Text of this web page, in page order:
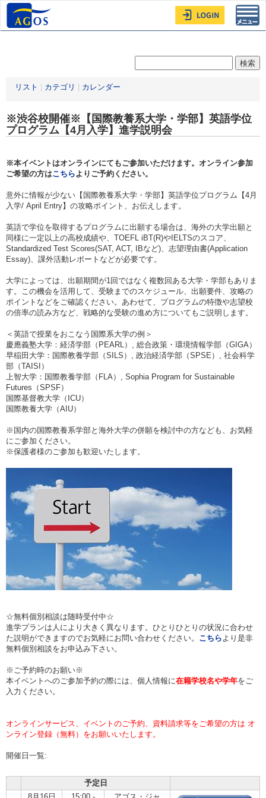
リスト カテゴリ カレンダー
※渋谷校開催※【国際教養系大学・学部】英語学位
プログラム【4月入学】進学説明会
※本イベントはオンラインにてもご参加いただけます。オンライン参加
ご希望の方はこちらよりご予約ください。
意外に情報が少ない【国際教養系大学・学部】英語学位プログラム【4月
入学/ April Entry】の攻略ポイント、お伝えします。
英語で学位を取得するプログラムに出願する場合は、海外の大学出願と
同様に一定以上の高校成績や、TOEFL iBT(R)やIELTSのスコア、
Standardized Test Scores(SAT, ACT, IBなど)、志望理由書(Application
Essay)、課外活動レポートなどが必要です。
大学によっては、出願期間が1回ではなく複数回ある大学・学部もありま
す。この機会を活用して、受験までのスケジュール、出願要件、攻略の
ポイントなどをご確認ください。あわせて、プログラムの特徴や志望校
の倍率の読み方など、戦略的な受験の進め方についてもご説明します。
＜英語で授業をおこなう国際系大学の例＞
慶應義塾大学：経済学部（PEARL）, 総合政策・環境情報学部（GIGA）
早稲田大学：国際教養学部（SILS）, 政治経済学部（SPSE）, 社会科学
部（TAISI）
上智大学：国際教養学部（FLA）, Sophia Program for Sustainable
Futures（SPSF）
国際基督教大学（ICU）
国際教養大学（AIU）
※国内の国際教養系学部と海外大学の併願を検討中の方なども、お気軽
にご参加ください。
※保護者様のご参加も歓迎いたします。
☆無料個別相談は随時受付中☆
進学プランは人により大きく異なります。ひとりひとりの状況に合わせ
た説明ができますのでお気軽にお問い合わせください。 こちらより是非
無料個別相談をお申込み下さい。
※ご予約時のお願い※
本イベントへのご参加予約の際には、個人情報に在籍学校名や学年をご
入力ください。
オンラインサービス、イベントのご予約、資料請求等をご希望の方は オ
ンライン登録（無料）をお願いいたします。
開催日一覧:
予定日